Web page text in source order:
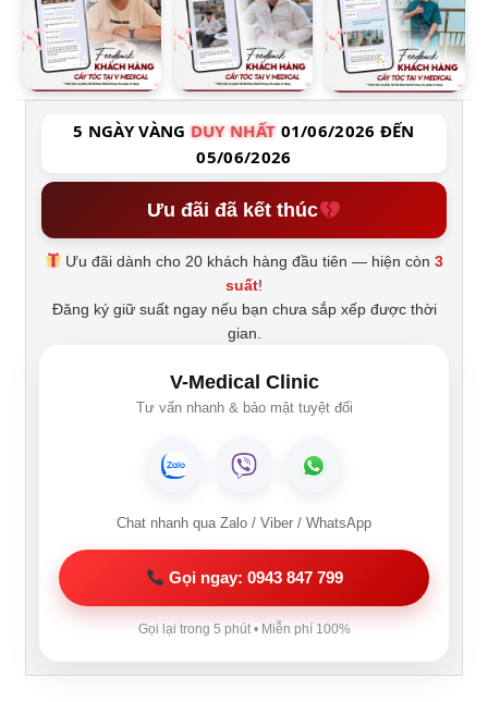
5 NGÀY VÀNG DUY NHẤT 01/06/2026 ĐẾN
05/06/2026
Ưu đãi đã kết thúc
Ưu đãi dành cho 20 khách hàng đầu tiên — hiện còn3
suất!
Đăng ký giữ suất ngay nếu bạn chưa sắp xếp được thời
gian.
V-Medical Clinic
Tư vấn nhanh & bảo mật tuyệt đối
Chat nhanh qua Zalo / Viber / WhatsApp
Gọi ngay: 0943 847 799
Gọi lại trong 5 phút • Miễn phí 100%